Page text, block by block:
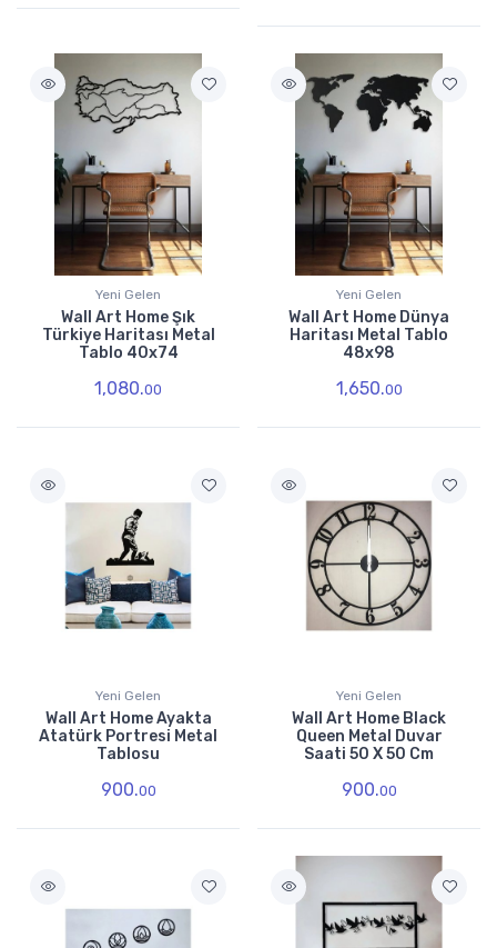
Yeni Gelen
Wall Art Home Şık
Türkiye Haritası Metal
Tablo 40x74
1,080.00
Yeni Gelen
Wall Art Home Dünya
Haritası Metal Tablo
48x98
1,650.00
Yeni Gelen
Wall Art Home Ayakta
Atatürk Portresi Metal
Tablosu
900.00
Yeni Gelen
Wall Art Home Black
Queen Metal Duvar
Saati 50 X 50 Cm
900.00